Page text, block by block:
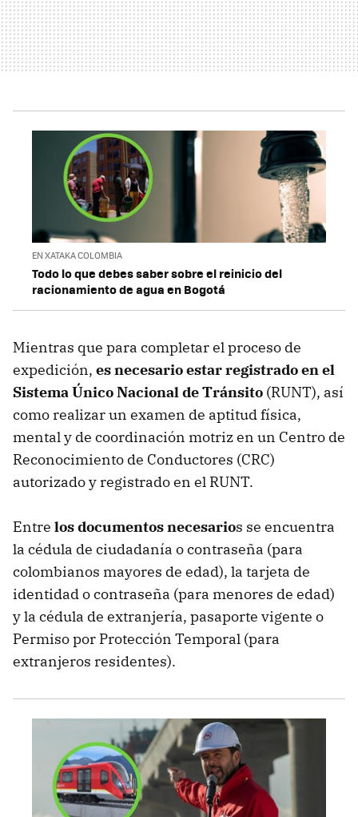
EN XATAKA COLOMBIA
Todo lo que debes saber sobre el reinicio del
racionamiento de agua en Bogotá
Mientras que para completar el proceso de
expedición, es necesario estar registrado en el
Sistema Único Nacional de Tránsito (RUNT), así
como realizar un examen de aptitud física,
mental y de coordinación motriz en un Centro de
Reconocimiento de Conductores (CRC)
autorizado y registrado en el RUNT.
Entre los documentos necesarios se encuentra
la cédula de ciudadanía o contraseña (para
colombianos mayores de edad), la tarjeta de
identidad o contraseña (para menores de edad)
y la cédula de extranjería, pasaporte vigente o
Permiso por Protección Temporal (para
extranjeros residentes).